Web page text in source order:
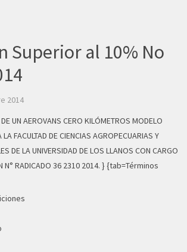
Superior al 10% No
2014
UN AEROVANS CERO KILÓMETROS MODELO
FACULTAD DE CIENCIAS AGROPECUARIAS Y
DE LA UNIVERSIDAD DE LOS LLANOS CON CARGO
N° RADICADO 36 2310 2014. } {tab=Términos